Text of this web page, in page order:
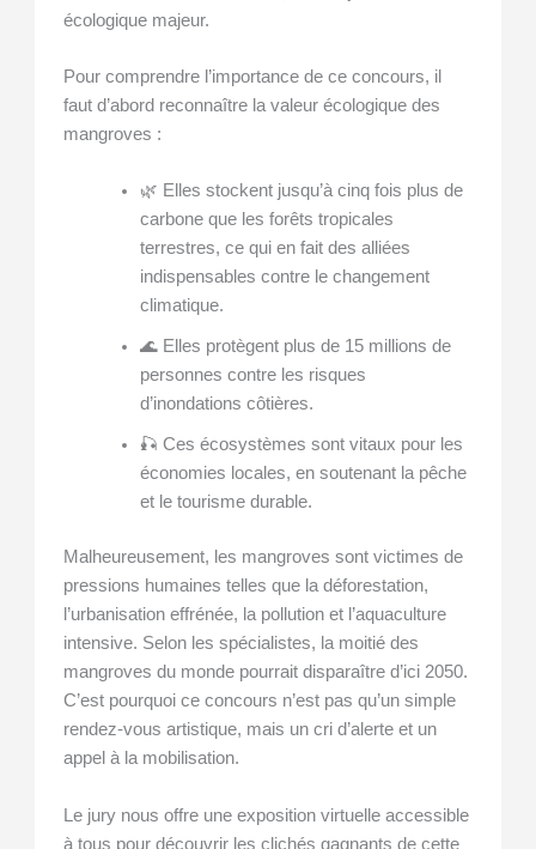
écologique majeur.
Pour comprendre l’importance de ce concours, il
faut d’abord reconnaître la valeur écologique des
mangroves :
🌿 Elles stockent jusqu’à cinq fois plus de
carbone que les forêts tropicales
terrestres, ce qui en fait des alliées
indispensables contre le changement
climatique.
🌊 Elles protègent plus de 15 millions de
personnes contre les risques
d’inondations côtières.
🎣 Ces écosystèmes sont vitaux pour les
économies locales, en soutenant la pêche
et le tourisme durable.
Malheureusement, les mangroves sont victimes de
pressions humaines telles que la déforestation,
l’urbanisation effrénée, la pollution et l’aquaculture
intensive. Selon les spécialistes, la moitié des
mangroves du monde pourrait disparaître d’ici 2050.
C’est pourquoi ce concours n’est pas qu’un simple
rendez-vous artistique, mais un cri d’alerte et un
appel à la mobilisation.
Le jury nous offre une exposition virtuelle accessible
à tous pour découvrir les clichés gagnants de cette